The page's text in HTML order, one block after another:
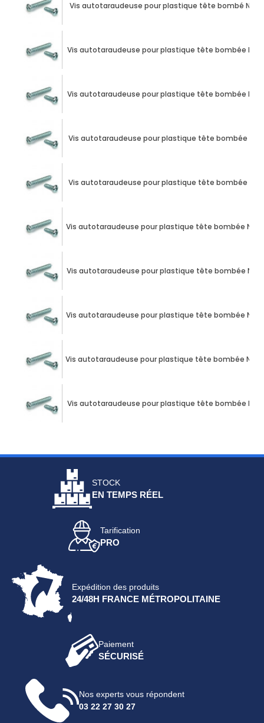
Vis autotaraudeuse pour plastique tête bombé N°2
Vis autotaraudeuse pour plastique tête bombée N°2
Vis autotaraudeuse pour plastique tête bombée N°2
Vis autotaraudeuse pour plastique tête bombée N°2
Vis autotaraudeuse pour plastique tête bombée N°2
Vis autotaraudeuse pour plastique tête bombée N°4
Vis autotaraudeuse pour plastique tête bombée N°4
Vis autotaraudeuse pour plastique tête bombée N°4
Vis autotaraudeuse pour plastique tête bombée N°4
Vis autotaraudeuse pour plastique tête bombée N°4
STOCK
EN TEMPS RÉEL
Tarification
PRO
Expédition des produits
24/48H FRANCE MÉTROPOLITAINE
Paiement
SÉCURISÉ
Nos experts vous répondent
03 22 27 30 27